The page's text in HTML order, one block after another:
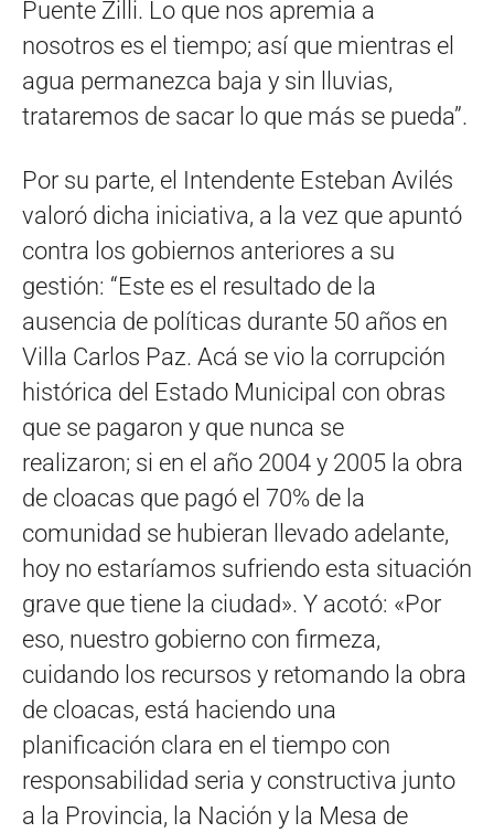
Puente Zilli. Lo que nos apremia a
nosotros es el tiempo; así que mientras el
agua permanezca baja y sin lluvias,
trataremos de sacar lo que más se pueda”.
Por su parte, el Intendente Esteban Avilés
valoró dicha iniciativa, a la vez que apuntó
contra los gobiernos anteriores a su
gestión: “Este es el resultado de la
ausencia de políticas durante 50 años en
Villa Carlos Paz. Acá se vio la corrupción
histórica del Estado Municipal con obras
que se pagaron y que nunca se
realizaron; si en el año 2004 y 2005 la obra
de cloacas que pagó el 70% de la
comunidad se hubieran llevado adelante,
hoy no estaríamos sufriendo esta situación
grave que tiene la ciudad». Y acotó: «Por
eso, nuestro gobierno con firmeza,
cuidando los recursos y retomando la obra
de cloacas, está haciendo una
planificación clara en el tiempo con
responsabilidad seria y constructiva junto
a la Provincia, la Nación y la Mesa de